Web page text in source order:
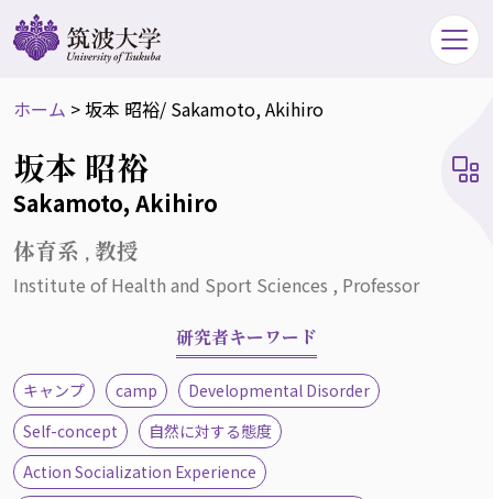
ホーム >坂本 昭裕/ Sakamoto, Akihiro
坂本 昭裕
Sakamoto, Akihiro
体育系 , 教授
Institute of Health and Sport Sciences , Professor
研究者キーワード
キャンプ camp
Developmental Disorder
Self-concept
自然に対する態度
Action Socialization Experience